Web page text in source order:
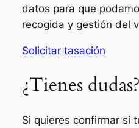
datos para que
recogida y gestión del
Solicitar tasación
¿Tienes dudas?
Si quieres confirmar si